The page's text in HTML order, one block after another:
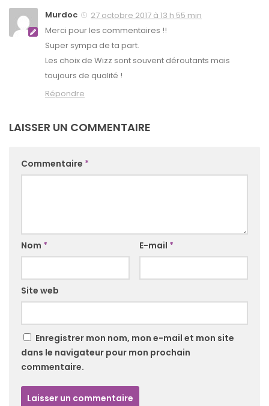
Murdoc
27 octobre 2017 à 13 h 55 min
Merci pour les commentaires !!
Super sympa de ta part.
Les choix de Wizz sont souvent déroutants mais
toujours de qualité !
Répondre
LAISSER UN COMMENTAIRE
Commentaire *
Nom * E-mail *
Site web
Enregistrer mon nom, mon e-mail et mon site
dans le navigateur pour mon prochain
commentaire.